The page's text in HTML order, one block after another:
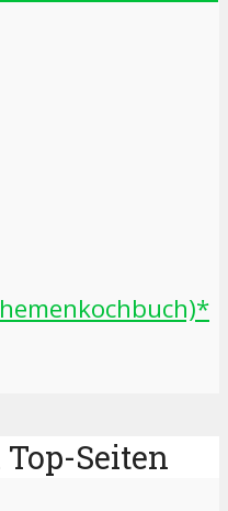
Seiten